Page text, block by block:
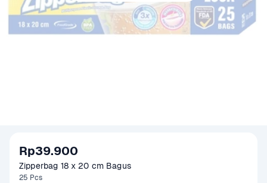
Rp39.900
Zipperbag 18 x 20 cm Bagus
25 Pcs